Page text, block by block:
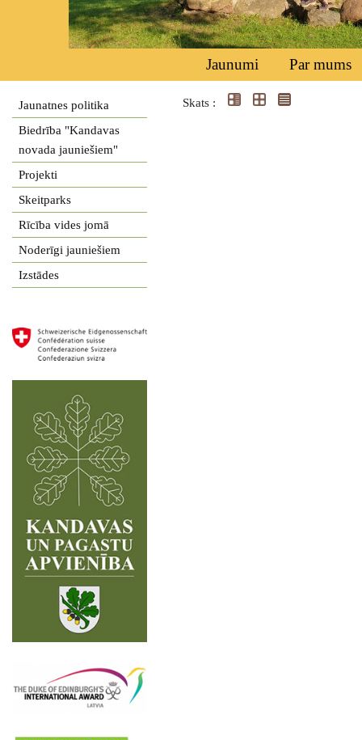
Jaunumi Par mums
Jaunatnes politika
Biedrība "Kandavas
novada jauniešiem"
Projekti
Skeitparks
Rīcība vides jomā
Noderīgi jauniešiem
Izstādes
Skats :